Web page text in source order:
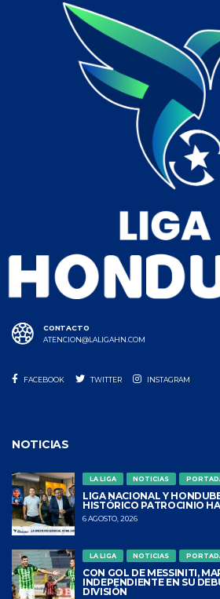
CONTACTO
ATENCION@LALIGAHN.COM
FACEBOOK TWITTER INSTAGRAM
NOTICIAS
LA LIGA NOTICIAS
LIGA NACIONAL Y
HISTÓRICO PATROCINIO
6 AGOSTO, 2026
LA LIGA NOTICIAS
CON GOL DE MESSINITI,
INDEPENDIENTE EN SU
DIVISIÓN